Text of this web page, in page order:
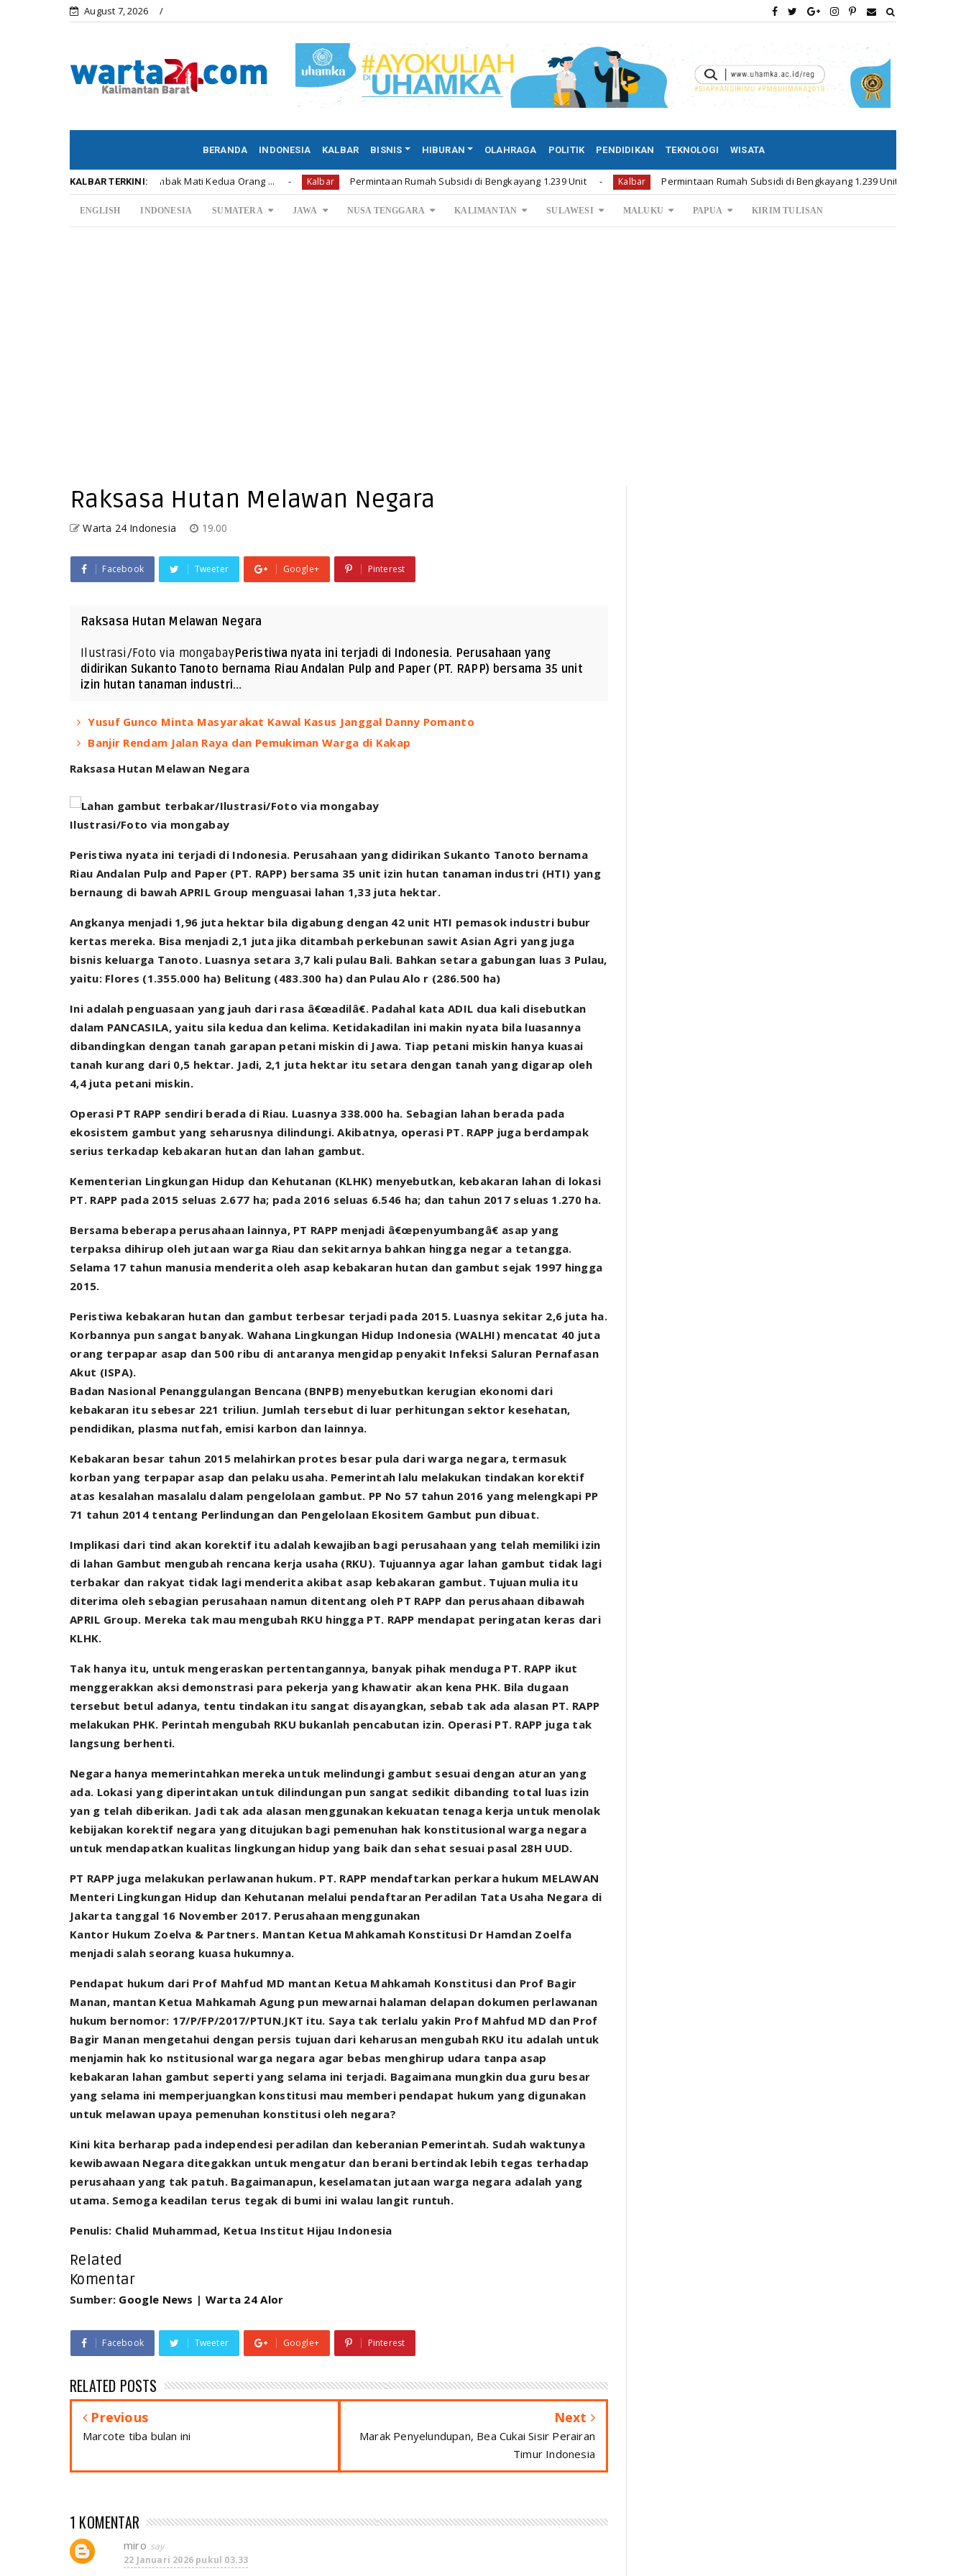
August 7, 2026
BERANDA INDONESIA KALBAR BISNIS HIBURAN OLAHRAGA POLITIK PENDIDIKAN TEKNOLOGI WISATA
KALBAR TERKINI:
Polisi Tega Menembak Mati Kedua Orang ... Kalbar Permintaan Rumah Subsidi di Bengkayang 1.239 Unit Kalbar Permintaan Rumah Subsidi di Bengkayang 1.239 Unit Kalbar
ENGLISH INDONESIA SUMATERA JAWA NUSA TENGGARA KALIMANTAN SULAWESI MALUKU PAPUA KIRIM TULISAN
Raksasa Hutan Melawan Negara
Warta 24 Indonesia 19.00
Facebook Tweeter Google+ Pinterest
Raksasa Hutan Melawan Negara
Ilustrasi/Foto via mongabayPeristiwa nyata ini terjadi di Indonesia. Perusahaan yang
didirikan Sukanto Tanoto bernama Riau Andalan Pulp and Paper (PT. RAPP) bersama 35 unit
izin hutan tanaman industri…
Yusuf Gunco Minta Masyarakat Kawal Kasus Janggal Danny Pomanto
Banjir Rendam Jalan Raya dan Pemukiman Warga di Kakap
Raksasa Hutan Melawan Negara
Ilustrasi/Foto via mongabay
Peristiwa nyata ini terjadi di Indonesia. Perusahaan yang didirikan Sukanto Tanoto bernama
Riau Andalan Pulp and Paper (PT. RAPP) bersama 35 unit izin hutan tanaman industri (HTI) yang
bernaung di bawah APRIL Group menguasai lahan 1,33 juta hektar.
Angkanya menjadi 1,96 juta hektar bila digabung dengan 42 unit HTI pemasok industri bubur
kertas mereka. Bisa menjadi 2,1 juta jika ditambah perkebunan sawit Asian Agri yang juga
bisnis keluarga Tanoto. Luasnya setara 3,7 kali pulau Bali. Bahkan setara gabungan luas 3 Pulau,
yaitu: Flores (1.355.000 ha) Belitung (483.300 ha) dan Pulau Alo r (286.500 ha)
Ini adalah penguasaan yang jauh dari rasa â€œadilâ€. Padahal kata ADIL dua kali disebutkan
dalam PANCASILA, yaitu sila kedua dan kelima. Ketidakadilan ini makin nyata bila luasannya
dibandingkan dengan tanah garapan petani miskin di Jawa. Tiap petani miskin hanya kuasai
tanah kurang dari 0,5 hektar. Jadi, 2,1 juta hektar itu setara dengan tanah yang digarap oleh
4,4 juta petani miskin.
Operasi PT RAPP sendiri berada di Riau. Luasnya 338.000 ha. Sebagian lahan berada pada
ekosistem gambut yang seharusnya dilindungi. Akibatnya, operasi PT. RAPP juga berdampak
serius terkadap kebakaran hutan dan lahan gambut.
Kementerian Lingkungan Hidup dan Kehutanan (KLHK) menyebutkan, kebakaran lahan di lokasi
PT. RAPP pada 2015 seluas 2.677 ha; pada 2016 seluas 6.546 ha; dan tahun 2017 seluas 1.270 ha.
Bersama beberapa perusahaan lainnya, PT RAPP menjadi â€œpenyumbangâ€ asap yang
terpaksa dihirup oleh jutaan warga Riau dan sekitarnya bahkan hingga negar a tetangga.
Selama 17 tahun manusia menderita oleh asap kebakaran hutan dan gambut sejak 1997 hingga
2015.
Peristiwa kebakaran hutan dan gambut terbesar terjadi pada 2015. Luasnya sekitar 2,6 juta ha.
Korbannya pun sangat banyak. Wahana Lingkungan Hidup Indonesia (WALHI) mencatat 40 juta
orang terpapar asap dan 500 ribu di antaranya mengidap penyakit Infeksi Saluran Pernafasan
Akut (ISPA).
Badan Nasional Penanggulangan Bencana (BNPB) menyebutkan kerugian ekonomi dari
kebakaran itu sebesar 221 triliun. Jumlah tersebut di luar perhitungan sektor kesehatan,
pendidikan, plasma nutfah, emisi karbon dan lainnya.
Kebakaran besar tahun 2015 melahirkan protes besar pula dari warga negara, termasuk
korban yang terpapar asap dan pelaku usaha. Pemerintah lalu melakukan tindakan korektif
atas kesalahan masalalu dalam pengelolaan gambut. PP No 57 tahun 2016 yang melengkapi PP
71 tahun 2014 tentang Perlindungan dan Pengelolaan Ekositem Gambut pun dibuat.
Implikasi dari tind akan korektif itu adalah kewajiban bagi perusahaan yang telah memiliki izin
di lahan Gambut mengubah rencana kerja usaha (RKU). Tujuannya agar lahan gambut tidak lagi
terbakar dan rakyat tidak lagi menderita akibat asap kebakaran gambut. Tujuan mulia itu
diterima oleh sebagian perusahaan namun ditentang oleh PT RAPP dan perusahaan dibawah
APRIL Group. Mereka tak mau mengubah RKU hingga PT. RAPP mendapat peringatan keras dari
KLHK.
Tak hanya itu, untuk mengeraskan pertentangannya, banyak pihak menduga PT. RAPP ikut
menggerakkan aksi demonstrasi para pekerja yang khawatir akan kena PHK. Bila dugaan
tersebut betul adanya, tentu tindakan itu sangat disayangkan, sebab tak ada alasan PT. RAPP
melakukan PHK. Perintah mengubah RKU bukanlah pencabutan izin. Operasi PT. RAPP juga tak
langsung berhenti.
Negara hanya memerintahkan mereka untuk melindungi gambut sesuai dengan aturan yang
ada. Lokasi yang diperintakan untuk dilindungan pun sangat sedikit dibanding total luas izin
yan g telah diberikan. Jadi tak ada alasan menggunakan kekuatan tenaga kerja untuk menolak
kebijakan korektif negara yang ditujukan bagi pemenuhan hak konstitusional warga negara
untuk mendapatkan kualitas lingkungan hidup yang baik dan sehat sesuai pasal 28H UUD.
PT RAPP juga melakukan perlawanan hukum. PT. RAPP mendaftarkan perkara hukum MELAWAN
Menteri Lingkungan Hidup dan Kehutanan melalui pendaftaran Peradilan Tata Usaha Negara di
Jakarta tanggal 16 November 2017. Perusahaan menggunakan
Kantor Hukum Zoelva & Partners. Mantan Ketua Mahkamah Konstitusi Dr Hamdan Zoelfa
menjadi salah seorang kuasa hukumnya.
Pendapat hukum dari Prof Mahfud MD mantan Ketua Mahkamah Konstitusi dan Prof Bagir
Manan, mantan Ketua Mahkamah Agung pun mewarnai halaman delapan dokumen perlawanan
hukum bernomor: 17/P/FP/2017/PTUN.JKT itu. Saya tak terlalu yakin Prof Mahfud MD dan Prof
Bagir Manan mengetahui dengan persis tujuan dari keharusan mengubah RKU itu adalah untuk
menjamin hak ko nstitusional warga negara agar bebas menghirup udara tanpa asap
kebakaran lahan gambut seperti yang selama ini terjadi. Bagaimana mungkin dua guru besar
yang selama ini memperjuangkan konstitusi mau memberi pendapat hukum yang digunakan
untuk melawan upaya pemenuhan konstitusi oleh negara?
Kini kita berharap pada independesi peradilan dan keberanian Pemerintah. Sudah waktunya
kewibawaan Negara ditegakkan untuk mengatur dan berani bertindak lebih tegas terhadap
perusahaan yang tak patuh. Bagaimanapun, keselamatan jutaan warga negara adalah yang
utama. Semoga keadilan terus tegak di bumi ini walau langit runtuh.
Penulis: Chalid Muhammad, Ketua Institut Hijau Indonesia
Related
Komentar
Sumber: Google News | Warta 24 Alor
Facebook Tweeter Google+ Pinterest
RELATED POSTS
Previous
Marcote tiba bulan ini
Next
Marak Penyelundupan, Bea Cukai Sisir Perairan
Timur Indonesia
1 KOMENTAR
miro
22 Januari 2026 pukul 03.33